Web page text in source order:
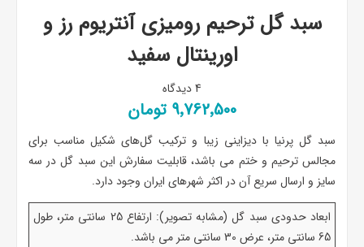
سبد گل ترحیم رومیزی آنتریوم رز و
اورینتال سفید
4 دیدگاه
9٬762٬500 تومان
سبد گل پرنیا با دیزاینی زیبا و ترکیب گل‌های شکیل مناسب برای
مجالس ترحیم و ختم می باشد، قابلیت سفارش این سبد گل در سه
سایز و ارسال سریع آن در اکثر شهرهای ایران وجود دارد.
ابعاد حدودی سبد گل (مشابه تصویر): ارتفاع 25 سانتی متر، طول
65 سانتی متر، عرض 30 سانتی متر می باشد.